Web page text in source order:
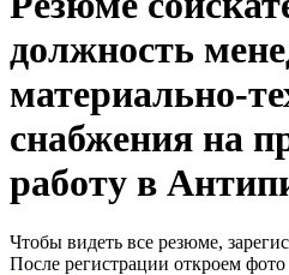
должность
материально-
снабжения на
работу в
Чтобы видеть все резюме,
После регистрации откроем фото